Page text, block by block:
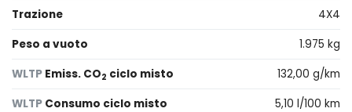
Trazione
4X4
Peso a vuoto
1.975 kg
WLTP Emiss. CO2 ciclo misto
132,00 g/km
WLTP Consumo ciclo misto
5,10 l/100 km